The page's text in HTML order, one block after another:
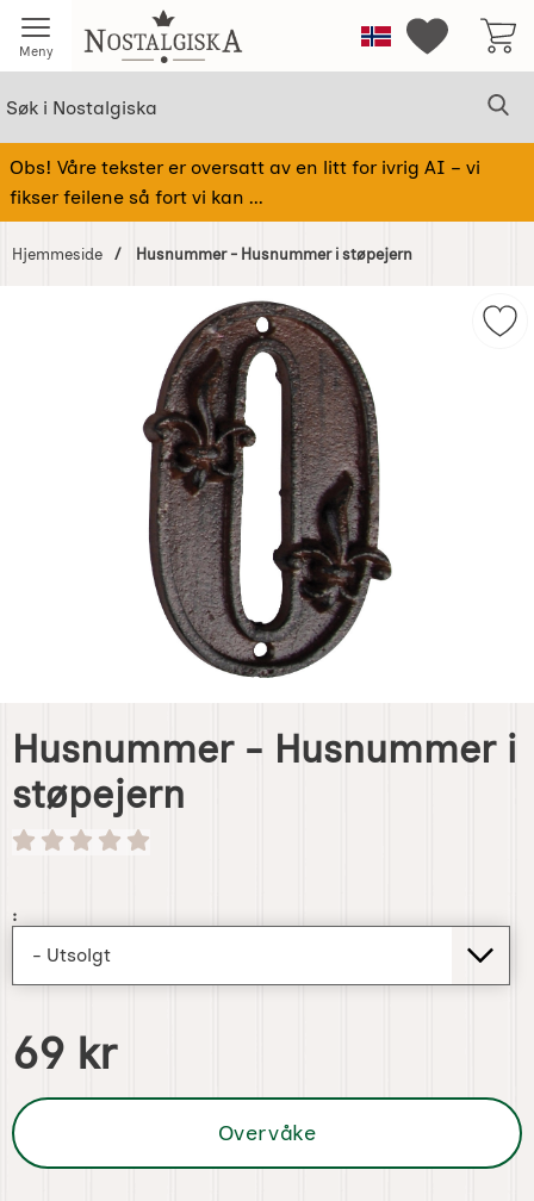
Meny Startsiden for NostalgiskaNorge Mine
Obs! Våre tekster er oversatt av en litt for ivrig AI – vi
fikser feilene så fort vi kan ...
Hjemmeside Husnummer - Husnummer i støpejern
Husnummer - Husnummer i
støpejern
:
pris
69 kr
Overvåke